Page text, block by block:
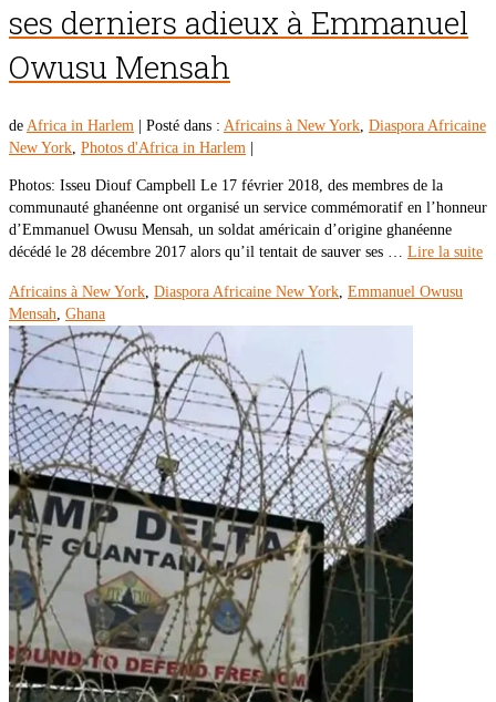
ses derniers adieux à Emmanuel
Owusu Mensah
de Africa in Harlem Posté dans : Africains à New York Diaspora Africaine
New York Photos d'Africa in Harlem
Photos: Isseu Diouf Campbell Le 17 février 2018, des membres de la
communauté ghanéenne ont organisé un service commémoratif en l’honneur
d’Emmanuel Owusu Mensah, un soldat américain d’origine ghanéenne
décédé le 28 décembre 2017 alors qu’il tentait de sauver ses … Lire la suite
Africains à New York Diaspora Africaine New York Emmanuel Owusu
Mensah Ghana